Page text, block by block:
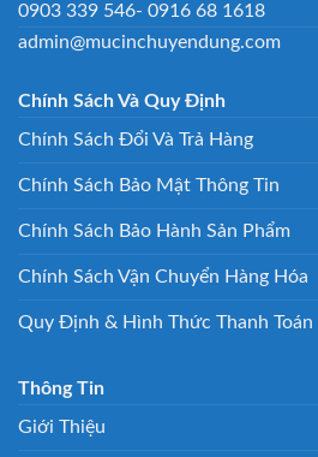
0903 339 546- 0916 68 1618
admin@mucinchuyendung.com
Chính Sách Và Quy Định
Chính Sách Đổi Và Trả Hàng
Chính Sách Bảo Mật Thông Tin
Chính Sách Bảo Hành Sản Phẩm
Chính Sách Vận Chuyển Hàng Hóa
Quy Định & Hình Thức Thanh Toán
Thông Tin
Giới Thiệu